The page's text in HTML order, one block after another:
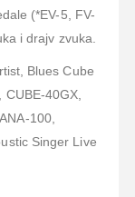
(*EV-5, FV-
i drajv zvuka.
Blues Cube
CUBE-40GX,
100,
Singer Live